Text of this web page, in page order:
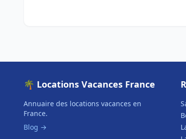
🌴 Locations Vacances France
Annuaire des locations vacances en
France.
Blog →